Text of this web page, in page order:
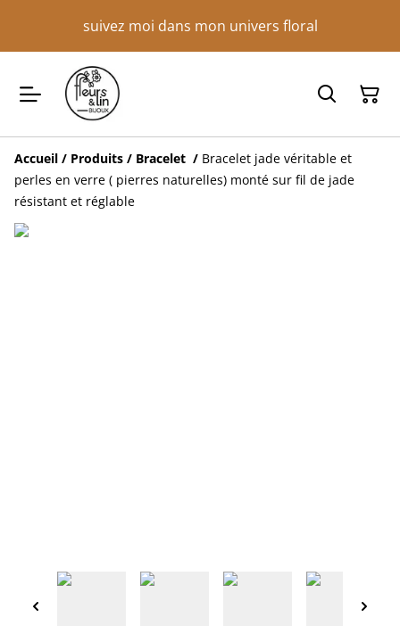
suivez moi dans mon univers floral
Accueil / Produits / Bracelet / Bracelet jade véritable et
perles en verre ( pierres naturelles) monté sur fil de jade
résistant et réglable